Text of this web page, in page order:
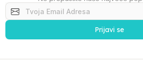
Prijavi se